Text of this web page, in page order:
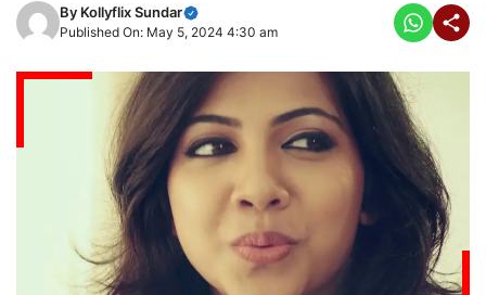
By Kollyflix Sundar
Published On: May 5, 2024 4:30 am